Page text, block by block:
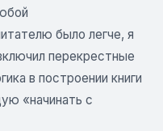
было легче, я
перекрестные
в построении книги
«начинать с